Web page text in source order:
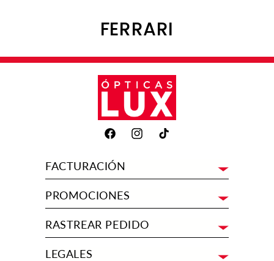
C
O
L
E
C
C
I
Ó
N
:
FERRARI
FacebookInstagramTikTok
FACTURACIÓN
PROMOCIONES
RASTREAR PEDIDO
LEGALES